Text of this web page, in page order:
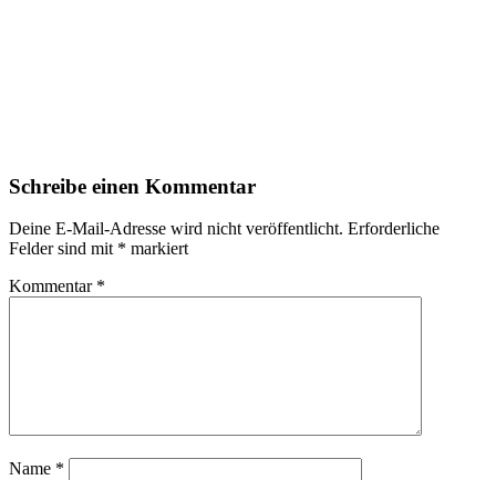
Schreibe einen Kommentar
Deine E-Mail-Adresse wird nicht veröffentlicht. Erforderliche
Felder sind mit * markiert
Kommentar *
Name *